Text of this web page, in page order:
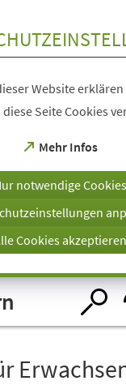
Website
Seite Cookies
Mehr Infos
(Öffnet
einem
Tab)
notwendige Cookies
Cookies akzeptieren